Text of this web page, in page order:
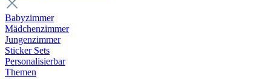
Babyzimmer
Mädchenzimmer
Jungenzimmer
Sticker Sets
Personalisierbar
Themen